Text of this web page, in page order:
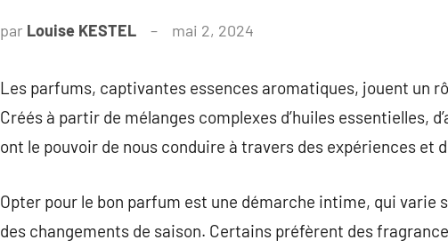
par Louise KESTEL mai 2, 2024
Les parfums, captivantes essences aromatiques, jouent un
Créés à partir de mélanges complexes d’huiles essentielles,
ont le pouvoir de nous conduire à travers des expériences et
Opter pour le bon parfum est une démarche intime, qui varie
des changements de saison. Certains préfèrent des